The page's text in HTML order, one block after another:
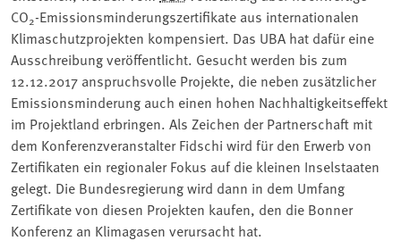
CO2-Emissionsminderungszertifikate aus internationalen
Klimaschutzprojekten kompensiert. Das UBA hat dafür eine
Ausschreibung veröffentlicht. Gesucht werden bis zum
12.12.2017 anspruchsvolle Projekte, die neben zusätzlicher
Emissionsminderung auch einen hohen Nachhaltigkeitseffekt
im Projektland erbringen. Als Zeichen der Partnerschaft mit
dem Konferenzveranstalter Fidschi wird für den Erwerb von
Zertifikaten ein regionaler Fokus auf die kleinen Inselstaaten
gelegt. Die Bundesregierung wird dann in dem Umfang
Zertifikate von diesen Projekten kaufen, den die Bonner
Konferenz an Klimagasen verursacht hat.